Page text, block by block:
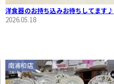
洋食器のお持ち込みお待ちしてます♪
2026.05.18
南浦和店